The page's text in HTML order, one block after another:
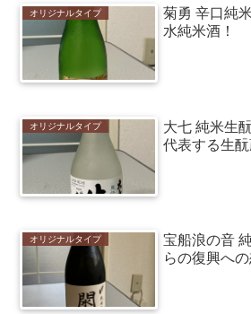
オリジナルタイプ
菊勇 辛口純
水純米酒！
オリジナルタイプ
大七 純米生
代表する生酛
オリジナルタイプ
宝船浪の音
らの復興へ